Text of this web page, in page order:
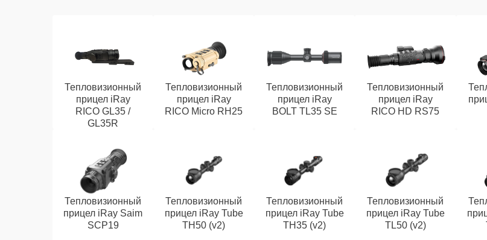
Тепловизионный
прицел iRay
RICO GL35 /
GL35R
Тепловизионный
прицел iRay
RICO Micro RH25
Тепловизионный
прицел iRay
BOLT TL35 SE
Тепловизионный
прицел iRay
RICO HD RS75
Тепловизионный
прицел iRay Saim
SCP19
Тепловизионный
прицел iRay Tube
TH50 (v2)
Тепловизионный
прицел iRay Tube
TH35 (v2)
Тепловизионный
прицел iRay Tube
TL50 (v2)